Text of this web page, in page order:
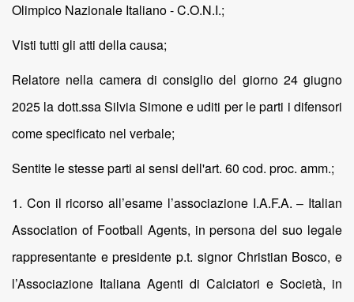
Olimpico Nazionale Italiano - C.O.N.I.;
Visti tutti gli atti della causa;
Relatore nella camera di consiglio del giorno 24 giugno
2025 la dott.ssa Silvia Simone e uditi per le parti i difensori
come specificato nel verbale;
Sentite le stesse parti ai sensi dell'art. 60 cod. proc. amm.;
1. Con il ricorso all’esame l’associazione I.A.F.A. – Italian
Association of Football Agents, in persona del suo legale
rappresentante e presidente p.t. signor Christian Bosco, e
l’Associazione Italiana Agenti di Calciatori e Società, in